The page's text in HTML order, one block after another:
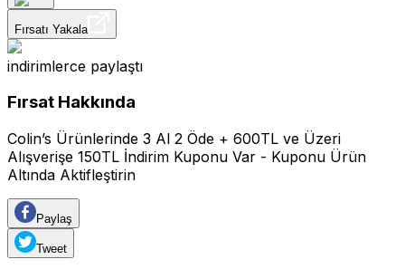
Fırsatı Yakala
indirimlerce paylaştı
Fırsat Hakkında
Colin’s Ürünlerinde 3 Al 2 Öde + 600TL ve Üzeri
Alışverişe 150TL İndirim Kuponu Var - Kuponu Ürün
Altında Aktifleştirin
Paylaş
Tweet